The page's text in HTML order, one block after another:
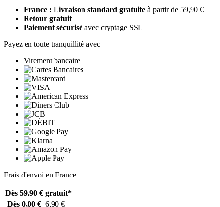
France : Livraison standard gratuite à partir de 59,90 €
Retour gratuit
Paiement sécurisé avec cryptage SSL
Payez en toute tranquillité avec
Virement bancaire
Frais d'envoi en France
Dès 59,90 € gratuit*
Dès 0,00 € 6,90 €